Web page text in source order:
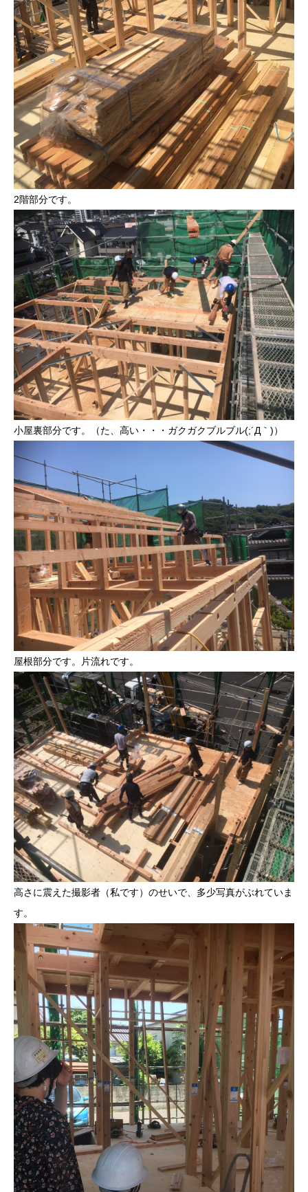
2階部分です。
小屋裏部分です。（た、高い・・・ガクガクブルブル(;´Д｀)）
屋根部分です。片流れです。
高さに震えた撮影者（私です）のせいで、多少写真がぶれていま
す。